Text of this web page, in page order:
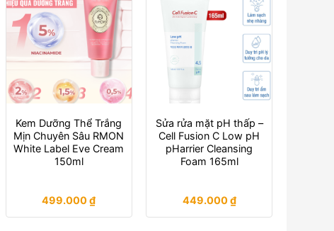
Kem Dưỡng Thể Trắng
Mịn Chuyên Sâu RMON
White Label Eve Cream
150ml
499.000₫
Sửa rửa mặt pH thấp –
Cell Fusion C Low pH
pHarrier Cleansing
Foam 165ml
449.000₫